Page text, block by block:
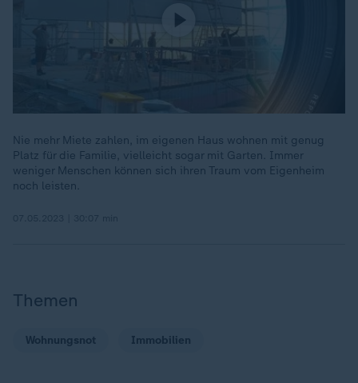
Nie mehr Miete zahlen, im eigenen Haus wohnen mit genug
Platz für die Familie, vielleicht sogar mit Garten. Immer
weniger Menschen können sich ihren Traum vom Eigenheim
noch leisten.
Themen
Wohnungsnot Immobilien